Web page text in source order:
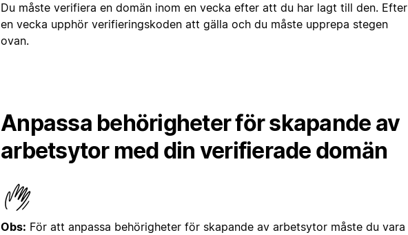
Du måste verifiera en domän inom en vecka efter att du har lagt till den. Efter
en vecka upphör verifieringskoden att gälla och du måste upprepa stegen
ovan.
Anpassa behörigheter för skapande av
arbetsytor med din verifierade domän
Obs: För att anpassa behörigheter för skapande av arbetsytor måste du vara